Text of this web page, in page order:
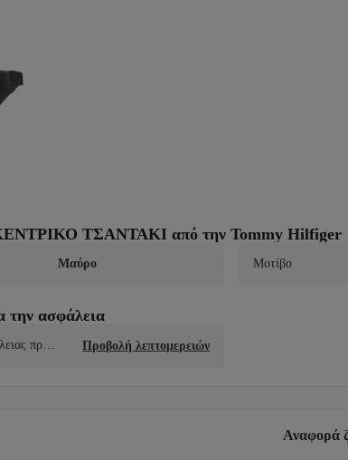
ΚΕΝΤΡΙΚΟ ΤΣΑΝΤΑΚΙ από την Tommy Hilfiger
Μαύρο Μοτίβο
την ασφάλεια
προϊ
Προβολή λεπτομερειών
Αναφορά